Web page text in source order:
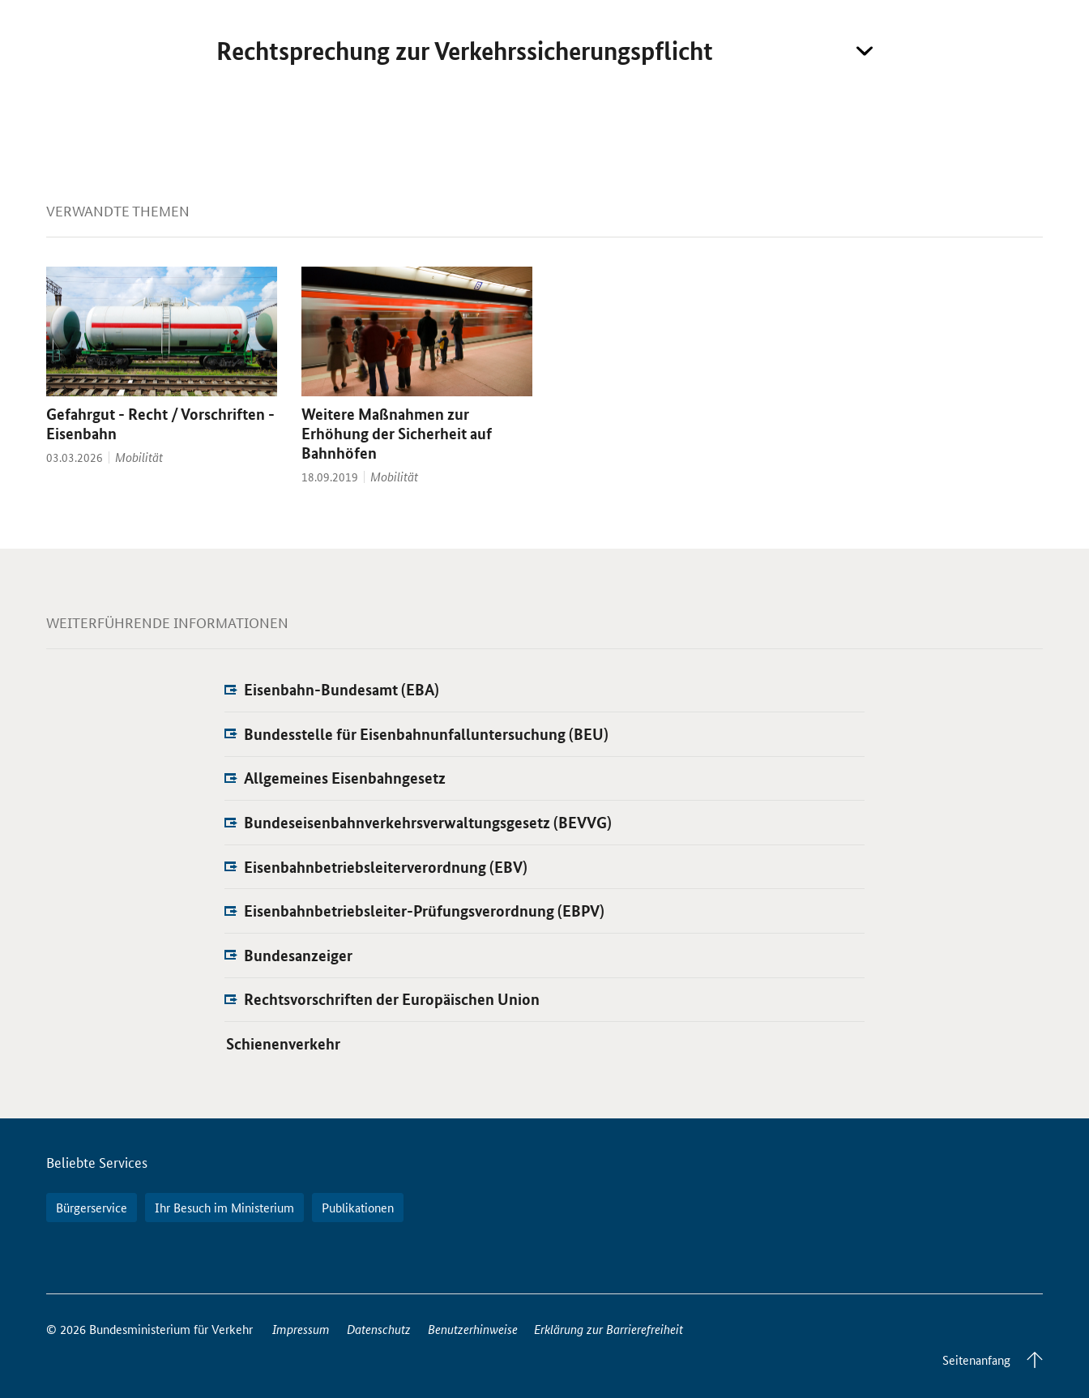
Rechtsprechung zur Verkehrssicherungspflicht
VERWANDTE THEMEN
Gefahrgut - Recht / Vorschriften -
Eisenbahn
Datum:
03.03.2026 Thema:
Mobilität
Weitere Maßnahmen zur
Erhöhung der Sicherheit auf
Bahnhöfen
Datum:
18.09.2019 Thema:
Mobilität
WEITERFÜHRENDE INFORMATIONEN
Eisenbahn-Bundesamt (EBA)
Bundesstelle für Eisenbahnunfalluntersuchung (BEU)
Allgemeines Eisenbahngesetz
Bundeseisenbahnverkehrsverwaltungsgesetz (BEVVG)
Eisenbahnbetriebsleiterverordnung (EBV)
Eisenbahnbetriebsleiter-Prüfungsverordnung (EBPV)
Bundesanzeiger
Rechtsvorschriften der Europäischen Union
Schienenverkehr
Servicemenü
Beliebte Services
Bürgerservice Ihr Besuch im Ministerium Publikationen
So
Sie
© 2026 Bundesministerium für Verkehr Impressum Datenschutz Benutzerhinweise
Erklärung zur Barrierefreiheit
Seitenanfang